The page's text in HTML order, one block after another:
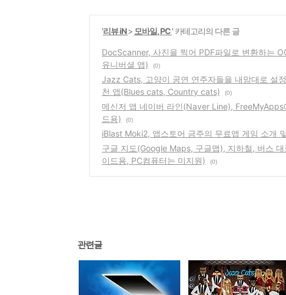
'리뷰 iN> 모바일, PC' 카테고리의 다른 글
DocScanner, 사진을 찍어 PDF파일로 변환하는
유니버셜 앱)
(0)
Jazz Cats, 고양이 공연 연주자들을 내맘대로 설
천 앱(Blues cats, Country cats)
(0)
메신저 앱 네이버 라인(Naver Line),
드용)
(0)
iBlast Moki2, 앱스토어 금주의 무료앱 게임 소개
구글 지도(Google Maps, 구글맵), 지하철, 버스
이드용, PC컴퓨터는 미지원)
(0)
관련글